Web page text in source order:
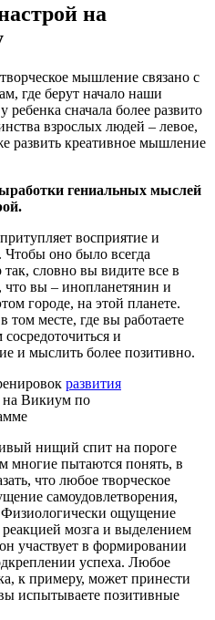
на
мышление связано с
где берут начало наши
сначала более развито
взрослых людей – левое,
развить креативное мышление
гениальных мыслей
восприятие и
оно было всегда
словно вы видите все в
вы – инопланетянин и
городе, на этой планете.
том месте, где вы работаете
и
и мыслить более позитивно.
развития
на Викиум по
нищий спит на пороге
многие пытаются понять, в
что любое творческое
самоудовлетворения,
ощущение
реакцией мозга и выделением
участвует в формировании
успеха. Любое
к примеру, может принести
испытываете позитивные